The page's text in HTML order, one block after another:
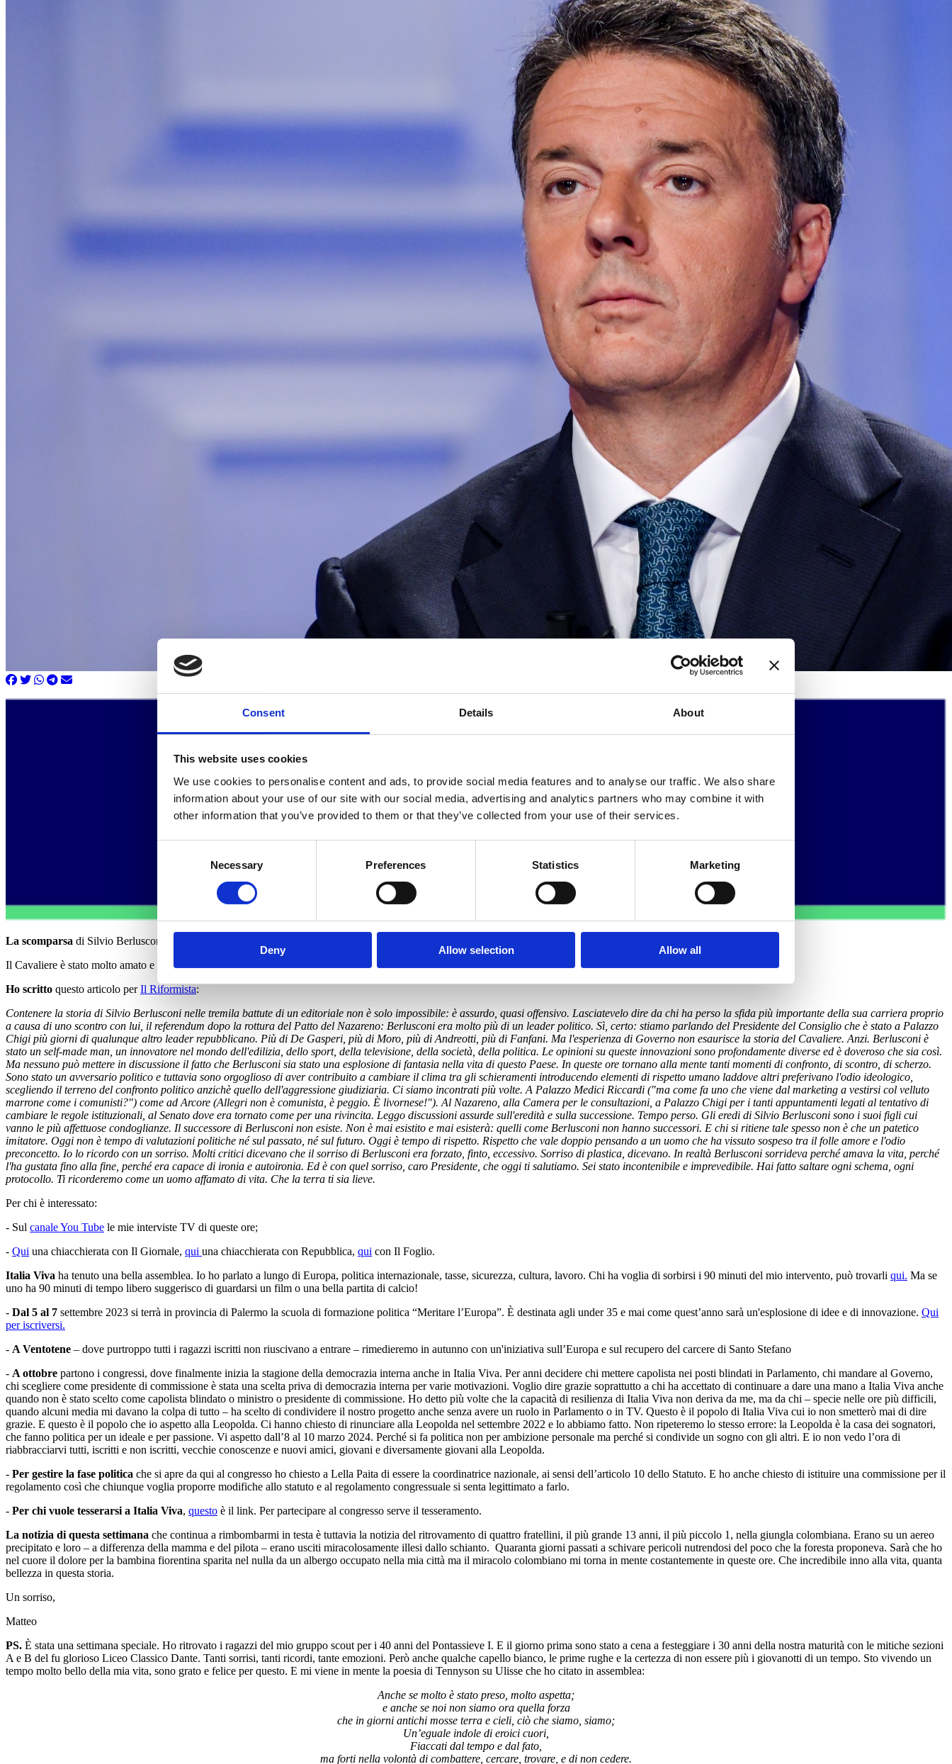
Consent Details About
This website uses cookies
We use cookies to personalise content and ads, to provide social media features and to analyse our traffic. We also share
information about your use of our site with our social media, advertising and analytics partners who may combine it with
other information that you’ve provided to them or that they’ve collected from your use of their services.
Necessary Preferences Statistics Marketing
Deny Allow selection Allow all
La scomparsa di Silvio Berlusconi chiude un cerchio della vita politica e sociale italiana.
Il Cavaliere è stato molto amato e molto odiato. Sarebbe bello che oggi davanti alla morte prevalesse il rispetto.
Ho scritto questo articolo perIl Riformista:
Contenere la storia di Silvio Berlusconi nelle tremila battute di un editoriale non è solo impossibile: è assurdo, quasi offensivo. Lasciatevelo dire da chi ha perso la sfida più importante della sua carriera proprio
a causa di uno scontro con lui, il referendum dopo la rottura del Patto del Nazareno: Berlusconi era molto più di un leader politico. Sì, certo: stiamo parlando del Presidente del Consiglio che è stato a Palazzo
Chigi più giorni di qualunque altro leader repubblicano. Più di De Gasperi, più di Moro, più di Andreotti, più di Fanfani. Ma l'esperienza di Governo non esaurisce la storia del Cavaliere. Anzi. Berlusconi è
stato un self-made man, un innovatore nel mondo dell'edilizia, dello sport, della televisione, della società, della politica. Le opinioni su queste innovazioni sono profondamente diverse ed è doveroso che sia così.
Ma nessuno può mettere in discussione il fatto che Berlusconi sia stato una esplosione di fantasia nella vita di questo Paese. In queste ore tornano alla mente tanti momenti di confronto, di scontro, di scherzo.
Sono stato un avversario politico e tuttavia sono orgoglioso di aver contribuito a cambiare il clima tra gli schieramenti introducendo elementi di rispetto umano laddove altri preferivano l'odio ideologico,
scegliendo il terreno del confronto politico anzichè quello dell'aggressione giudiziaria. Ci siamo incontrati più volte. A Palazzo Medici Riccardi ("ma come fa uno che viene dal marketing a vestirsi col velluto
marrone come i comunisti?") come ad Arcore (Allegri non è comunista, è peggio. È livornese!"). Al Nazareno, alla Camera per le consultazioni, a Palazzo Chigi per i tanti appuntamenti legati al tentativo di
cambiare le regole istituzionali, al Senato dove era tornato come per una rivincita. Leggo discussioni assurde sull'eredità e sulla successione. Tempo perso. Gli eredi di Silvio Berlusconi sono i suoi figli cui
vanno le più affettuose condoglianze. Il successore di Berlusconi non esiste. Non è mai esistito e mai esisterà: quelli come Berlusconi non hanno successori. E chi si ritiene tale spesso non è che un patetico
imitatore. Oggi non è tempo di valutazioni politiche né sul passato, né sul futuro. Oggi è tempo di rispetto. Rispetto che vale doppio pensando a un uomo che ha vissuto sospeso tra il folle amore e l'odio
preconcetto. Io lo ricordo con un sorriso. Molti critici dicevano che il sorriso di Berlusconi era forzato, finto, eccessivo. Sorriso di plastica, dicevano. In realtà Berlusconi sorrideva perché amava la vita, perché
l'ha gustata fino alla fine, perché era capace di ironia e autoironia. Ed è con quel sorriso, caro Presidente, che oggi ti salutiamo. Sei stato incontenibile e imprevedibile. Hai fatto saltare ogni schema, ogni
protocollo. Ti ricorderemo come un uomo affamato di vita. Che la terra ti sia lieve.
Per chi è interessato:
- Sul canale You Tube le mie interviste TV di queste ore;
- Qui una chiacchierata con Il Giornale, qui una chiacchierata con Repubblica, qui con Il Foglio.
Italia Viva ha tenuto una bella assemblea. Io ho parlato a lungo di Europa, politica internazionale, tasse, sicurezza, cultura, lavoro. Chi ha voglia di sorbirsi i 90 minuti del mio intervento, può trovarli qui. Ma se
uno ha 90 minuti di tempo libero suggerisco di guardarsi un film o una bella partita di calcio!
- Dal 5 al 7 settembre 2023 si terrà in provincia di Palermo la scuola di formazione politica “Meritare l’Europa”. È destinata agli under 35 e mai come quest’anno sarà un'esplosione di idee e di innovazione. Qui
per iscriversi.
- A Ventotene – dove purtroppo tutti i ragazzi iscritti non riuscivano a entrare – rimedieremo in autunno con un'iniziativa sull’Europa e sul recupero del carcere di Santo Stefano
- A ottobre partono i congressi, dove finalmente inizia la stagione della democrazia interna anche in Italia Viva. Per anni decidere chi mettere capolista nei posti blindati in Parlamento, chi mandare al Governo,
chi scegliere come presidente di commissione è stata una scelta priva di democrazia interna per varie motivazioni. Voglio dire grazie soprattutto a chi ha accettato di continuare a dare una mano a Italia Viva anche
quando non è stato scelto come capolista blindato o ministro o presidente di commissione. Ho detto più volte che la capacità di resilienza di Italia Viva non deriva da me, ma da chi – specie nelle ore più difficili,
quando alcuni media mi davano la colpa di tutto – ha scelto di condividere il nostro progetto anche senza avere un ruolo in Parlamento o in TV. Questo è il popolo di Italia Viva cui io non smetterò mai di dire
grazie. E questo è il popolo che io aspetto alla Leopolda. Ci hanno chiesto di rinunciare alla Leopolda nel settembre 2022 e lo abbiamo fatto. Non ripeteremo lo stesso errore: la Leopolda è la casa dei sognatori,
che fanno politica per un ideale e per passione. Vi aspetto dall’8 al 10 marzo 2024. Perché si fa politica non per ambizione personale ma perché si condivide un sogno con gli altri. E io non vedo l’ora di
riabbracciarvi tutti, iscritti e non iscritti, vecchie conoscenze e nuovi amici, giovani e diversamente giovani alla Leopolda.
- Per gestire la fase politica che si apre da qui al congresso ho chiesto a Lella Paita di essere la coordinatrice nazionale, ai sensi dell’articolo 10 dello Statuto. E ho anche chiesto di istituire una commissione per il
regolamento così che chiunque voglia proporre modifiche allo statuto e al regolamento congressuale si senta legittimato a farlo.
- Per chi vuole tesserarsi a Italia Viva, questo è il link. Per partecipare al congresso serve il tesseramento.
La notizia di questa settimana che continua a rimbombarmi in testa è tuttavia la notizia del ritrovamento di quattro fratellini, il più grande 13 anni, il più piccolo 1, nella giungla colombiana. Erano su un aereo
precipitato e loro – a differenza della mamma e del pilota – erano usciti miracolosamente illesi dallo schianto. Quaranta giorni passati a schivare pericoli nutrendosi del poco che la foresta proponeva. Sarà che ho
nel cuore il dolore per la bambina fiorentina sparita nel nulla da un albergo occupato nella mia città ma il miracolo colombiano mi torna in mente costantemente in queste ore. Che incredibile inno alla vita, quanta
bellezza in questa storia.
Un sorriso,
Matteo
PS. È stata una settimana speciale. Ho ritrovato i ragazzi del mio gruppo scout per i 40 anni del Pontassieve I. E il giorno prima sono stato a cena a festeggiare i 30 anni della nostra maturità con le mitiche sezioni
A e B del fu glorioso Liceo Classico Dante. Tanti sorrisi, tanti ricordi, tante emozioni. Però anche qualche capello bianco, le prime rughe e la certezza di non essere più i giovanotti di un tempo. Sto vivendo un
tempo molto bello della mia vita, sono grato e felice per questo. E mi viene in mente la poesia di Tennyson su Ulisse che ho citato in assemblea:
Anche se molto è stato preso, molto aspetta;
e anche se noi non siamo ora quella forza
che in giorni antichi mosse terra e cieli, ciò che siamo, siamo;
Un’eguale indole di eroici cuori,
Fiaccati dal tempo e dal fato,
ma forti nella volontà di combattere, cercare, trovare, e di non cedere.